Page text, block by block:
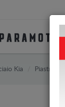
Kia Piastra